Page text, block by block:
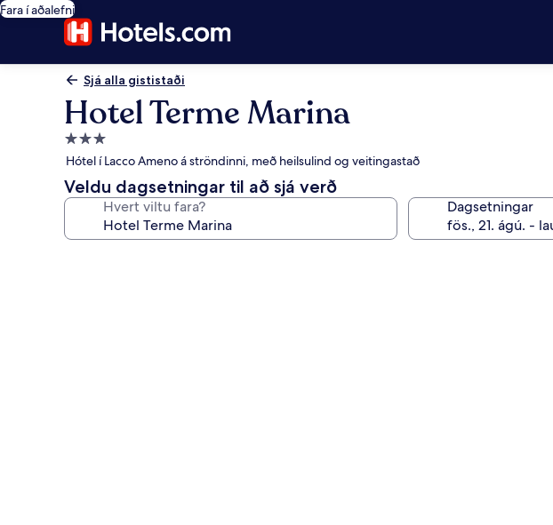
Fara í aðalefni
Sjá alla gististaði
Hotel Terme Marina
3.0
stjörnu
gististaður
Hótel í Lacco Ameno á ströndinni, með heilsulind og veitingastað
Veldu dagsetningar til að sjá verð
Hvert viltu fara? Dagsetningar